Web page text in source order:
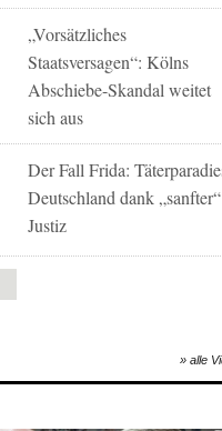
„Vorsätzliches
Staatsversagen“: Kölns
Abschiebe-Skandal weitet
sich aus
Der Fall Frida:
Deutschland dank „sanfter“
Justiz
» alle